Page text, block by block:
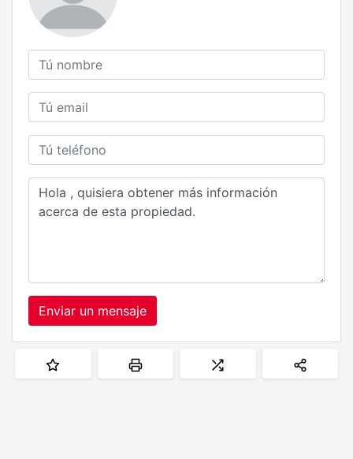
Enviar un mensaje